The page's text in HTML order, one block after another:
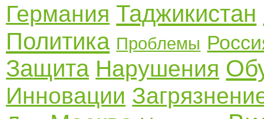
Германия Таджикистан
Политика Проблемы
Защита Нарушения
Инновации